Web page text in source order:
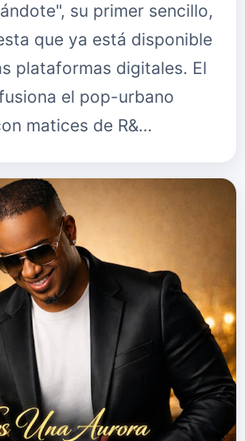
su primer sencillo,
que ya está disponible
plataformas digitales. El
el pop-urbano
matices de R&…